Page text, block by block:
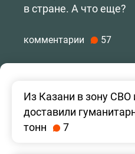
в стране. А что еще?
комментарии 57
Из Казани в зону
доставили
тонн
7